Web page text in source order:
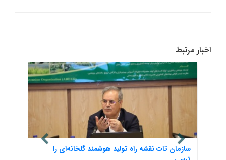
اخبار مرتبط
سازمان تات نقشه راه تولید هوشمند
برای صیانت از آب و خاک